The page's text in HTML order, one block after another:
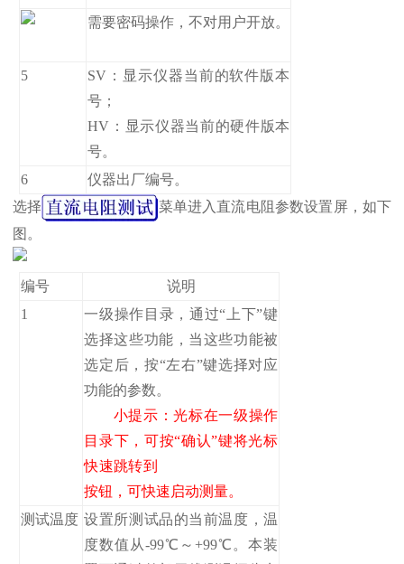
需要密码操作，不对用户开放。
5
SV：显示仪器当前的软件版本
号；
HV：显示仪器当前的硬件版本
号。
6
仪器出厂编号。
选择
菜单进入直流电阻参数设置屏，如下
图。
编号
说明
1
一级操作目录，通过“上下”键
选择这些功能，当这些功能被
选定后，按“左右”键选择对应
功能的参数。
小提示：光标在一级操作
目录下，可按“确认”键将光标
快速跳转到
按钮，可快速启动测量。
测试温度 设置所测试品的当前温度，温
度数值从-99℃～+99℃。本装